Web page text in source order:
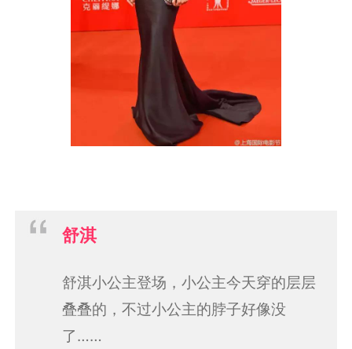
舒淇
舒淇小公主登场，小公主今天穿的层层
叠叠的，不过小公主的脖子好像没
了……